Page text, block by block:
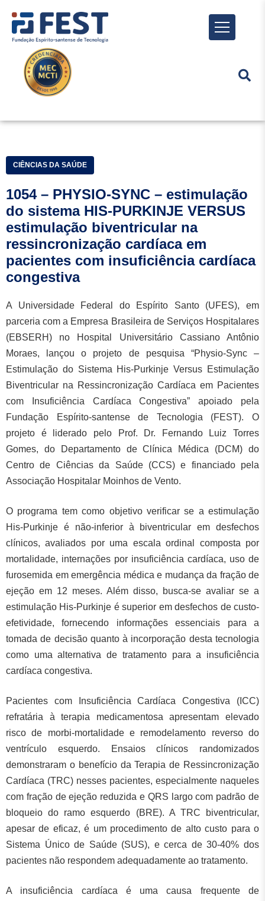
Menu
CIÊNCIAS DA SAÚDE
1054 – PHYSIO-SYNC – estimulação
do sistema HIS-PURKINJE VERSUS
estimulação biventricular na
ressincronização cardíaca em
pacientes com insuficiência cardíaca
congestiva
A Universidade Federal do Espírito Santo (UFES), em
parceria com a Empresa Brasileira de Serviços Hospitalares
(EBSERH) no Hospital Universitário Cassiano Antônio
Moraes, lançou o projeto de pesquisa “Physio-Sync –
Estimulação do Sistema His-Purkinje Versus Estimulação
Biventricular na Ressincronização Cardíaca em Pacientes
com Insuficiência Cardíaca Congestiva” apoiado pela
Fundação Espírito-santense de Tecnologia (FEST). O
projeto é liderado pelo Prof. Dr. Fernando Luiz Torres
Gomes, do Departamento de Clínica Médica (DCM) do
Centro de Ciências da Saúde (CCS) e financiado pela
Associação Hospitalar Moinhos de Vento.
O programa tem como objetivo verificar se a estimulação
His-Purkinje é não-inferior à biventricular em desfechos
clínicos, avaliados por uma escala ordinal composta por
mortalidade, internações por insuficiência cardíaca, uso de
furosemida em emergência médica e mudança da fração de
ejeção em 12 meses. Além disso, busca-se avaliar se a
estimulação His-Purkinje é superior em desfechos de custo-
efetividade, fornecendo informações essenciais para a
tomada de decisão quanto à incorporação desta tecnologia
como uma alternativa de tratamento para a insuficiência
cardíaca congestiva.
Pacientes com Insuficiência Cardíaca Congestiva (ICC)
refratária à terapia medicamentosa apresentam elevado
risco de morbi-mortalidade e remodelamento reverso do
ventrículo esquerdo. Ensaios clínicos randomizados
demonstraram o benefício da Terapia de Ressincronização
Cardíaca (TRC) nesses pacientes, especialmente naqueles
com fração de ejeção reduzida e QRS largo com padrão de
bloqueio do ramo esquerdo (BRE). A TRC biventricular,
apesar de eficaz, é um procedimento de alto custo para o
Sistema Único de Saúde (SUS), e cerca de 30-40% dos
pacientes não respondem adequadamente ao tratamento.
A insuficiência cardíaca é uma causa frequente de